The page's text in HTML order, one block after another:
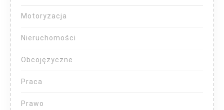
Motoryzacja
Nieruchomości
Obcojęzyczne
Praca
Prawo